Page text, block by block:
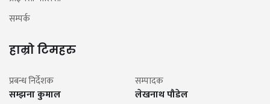
सम्पर्क
हाम्रो टिमहरु
प्रबन्ध निर्देशक
सम्झना कुमाल
सम्पादक
लेखनाथ पौडेल